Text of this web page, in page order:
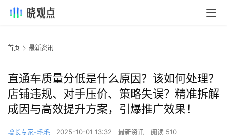
首页 最新资讯
直通车质量分低是什么原因？该如何处理？
店铺违规、对手压价、策略失误？精准拆解
成因与高效提升方案，引爆推广效果！
增长专家-毛毛 2025-10-01 13:32 最新资讯 阅读 510